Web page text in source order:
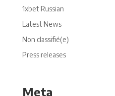
1xbet Russian
Latest News
Non classifié(e)
Press releases
Meta